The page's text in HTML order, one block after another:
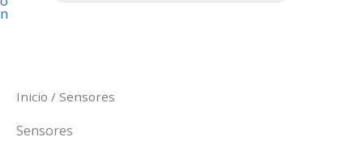
Inicio / Sensores
Sensores